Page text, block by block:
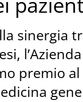
sinergia
premio